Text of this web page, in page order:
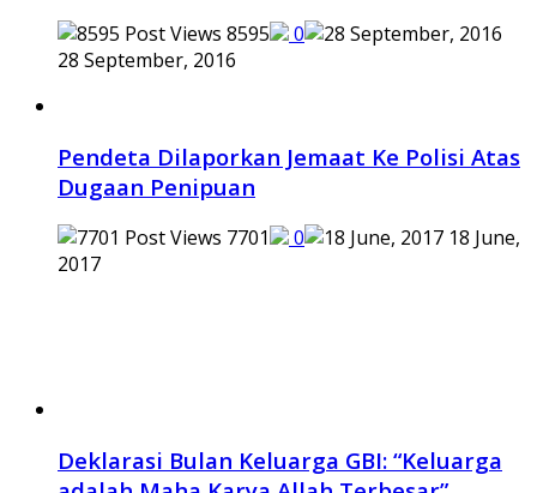
8595
0
28 September, 2016
Pendeta Dilaporkan Jemaat Ke Polisi Atas
Dugaan Penipuan
7701 0
18 June,
2017
Deklarasi Bulan Keluarga GBI: “Keluarga